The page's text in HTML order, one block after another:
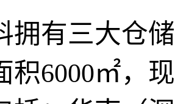
拥有三大仓
积6000㎡，